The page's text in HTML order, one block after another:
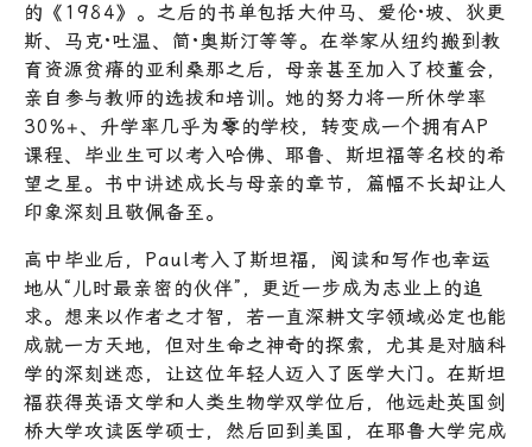
的《1984》。之后的书单包括大仲马、爱伦·坡、狄更
斯、马克·吐温、简·奥斯汀等等。在举家从纽约搬到教
育资源贫瘠的亚利桑那之后，母亲甚至加入了校董会，
亲自参与教师的选拔和培训。她的努力将一所休学率
30%+、升学率几乎为零的学校，转变成一个拥有AP
课程、毕业生可以考入哈佛、耶鲁、斯坦福等名校的希
望之星。书中讲述成长与母亲的章节，篇幅不长却让人
印象深刻且敬佩备至。
高中毕业后，Paul考入了斯坦福，阅读和写作也幸运
地从“儿时最亲密的伙伴”，更近一步成为志业上的追
求。想来以作者之才智，若一直深耕文字领域必定也能
成就一方天地，但对生命之神奇的探索，尤其是对脑科
学的深刻迷恋，让这位年轻人迈入了医学大门。在斯坦
福获得英语文学和人类生物学双学位后，他远赴英国剑
桥大学攻读医学硕士，然后回到美国，在耶鲁大学完成